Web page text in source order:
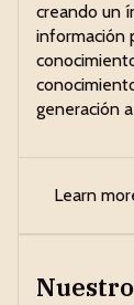
creando un
información
generación
Learn